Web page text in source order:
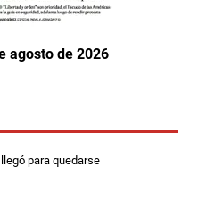
agosto de 2026
llegó para quedarse